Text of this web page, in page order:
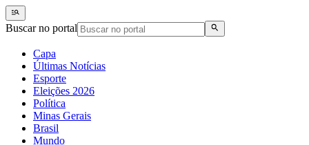
Buscar no portal
Capa
Últimas Notícias
Esporte
Eleições 2026
Política
Minas Gerais
Brasil
Mundo